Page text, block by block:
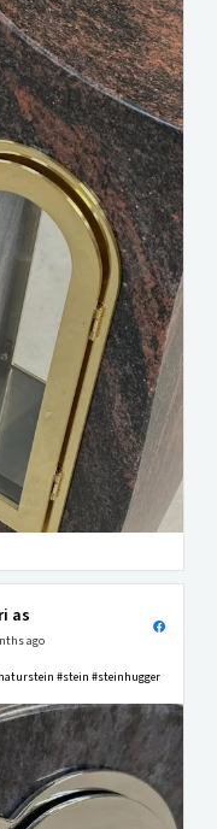
as
ago
#stein #steinhugger